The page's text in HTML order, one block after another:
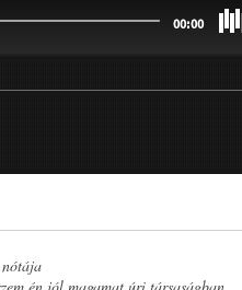
00:00